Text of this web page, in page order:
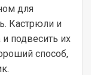
для
Кастрюли и
подвесить их
способ,